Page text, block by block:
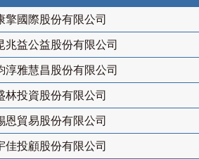
擎國際股份有限公司
兆益公益股份有限公司
淳雅慧昌股份有限公司
林投資股份有限公司
恩貿易股份有限公司
佳投顧股份有限公司